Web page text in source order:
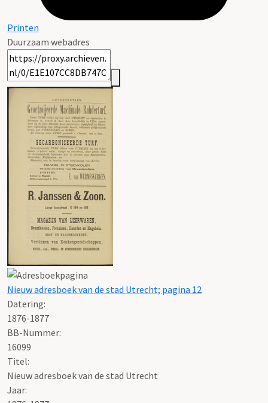
Printen
Duurzaam webadres
Nieuw adresboek van de stad Utrecht; pagina 12
Datering:
1876-1877
BB-Nummer:
16099
Titel:
Nieuw adresboek van de stad Utrecht
Jaar: